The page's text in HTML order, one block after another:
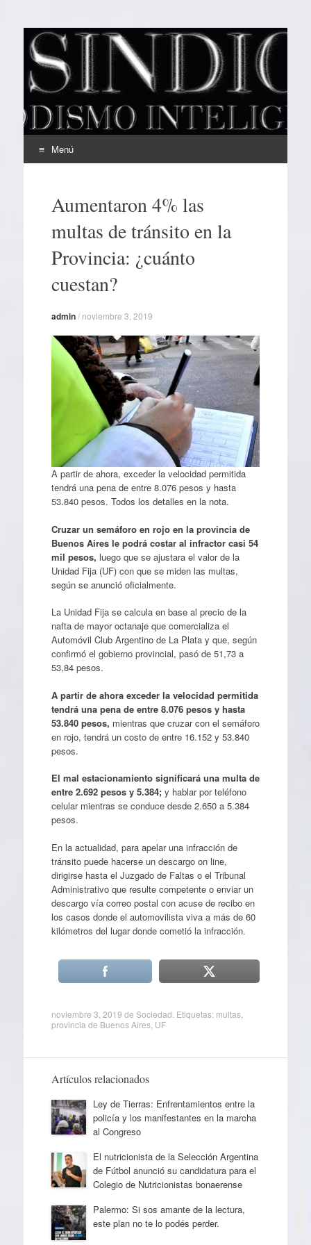
EL SINDICAL
Periodismo Inteligente
Menú
contenidoAumentaron 4% las
multas de tránsito en la
Provincia: ¿cuánto
cuestan?
admin/ noviembre 3, 2019
A partir de ahora, exceder la velocidad permitida
tendrá una pena de entre 8.076 pesos y hasta
53.840 pesos. Todos los detalles en la nota.
Cruzar un semáforo en rojo en la provincia de
Buenos Aires le podrá costar al infractor casi 54
mil pesos, luego que se ajustara el valor de la
Unidad Fija (UF) con que se miden las multas,
según se anunció oficialmente.
La Unidad Fija se calcula en base al precio de la
nafta de mayor octanaje que comercializa el
Automóvil Club Argentino de La Plata y que, según
confirmó el gobierno provincial, pasó de 51,73 a
53,84 pesos.
A partir de ahora exceder la velocidad permitida
tendrá una pena de entre 8.076 pesos y hasta
53.840 pesos, mientras que cruzar con el semáforo
en rojo, tendrá un costo de entre 16.152 y 53.840
pesos.
El mal estacionamiento significará una multa de
entre 2.692 pesos y 5.384;y hablar por teléfono
celular mientras se conduce desde 2.650 a 5.384
pesos.
En la actualidad, para apelar una infracción de
tránsito puede hacerse un descargo on line,
dirigirse hasta el Juzgado de Faltas o el Tribunal
Administrativo que resulte competente o enviar un
descargo vía correo postal con acuse de recibo en
los casos donde el automovilista viva a más de 60
kilómetros del lugar donde cometió la infracción.
noviembre 3, 2019 de Sociedad . Etiquetas: multas,
provincia de Buenos Aires, UF
Artículos relacionados
Ley de Tierras: Enfrentamientos entre la
policía y los manifestantes en la marcha
al Congreso
El nutricionista de la Selección Argentina
de Fútbol anunció su candidatura para el
Colegio de Nutricionistas bonaerense
Palermo: Si sos amante de la lectura,
este plan no te lo podés perder.